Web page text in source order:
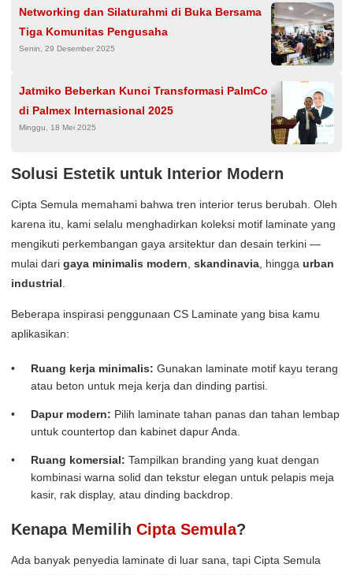
Networking dan Silaturahmi di Buka Bersama
Tiga Komunitas Pengusaha
Senin, 29 Desember 2025
Jatmiko Beberkan Kunci Transformasi PalmCo
di Palmex Internasional 2025
Minggu, 18 Mei 2025
Solusi Estetik untuk Interior Modern
Cipta Semula memahami bahwa tren interior terus berubah. Oleh
karena itu, kami selalu menghadirkan koleksi motif laminate yang
mengikuti perkembangan gaya arsitektur dan desain terkini —
mulai dari gaya minimalis modern skandinavia , hingga urban
industrial
Beberapa inspirasi penggunaan CS Laminate yang bisa kamu
aplikasikan:
Ruang kerja minimalis: Gunakan laminate motif kayu terang
atau beton untuk meja kerja dan dinding partisi.
Dapur modern: Pilih laminate tahan panas dan tahan lembap
untuk countertop dan kabinet dapur Anda.
Ruang komersial: Tampilkan branding yang kuat dengan
kombinasi warna solid dan tekstur elegan untuk pelapis meja
kasir, rak display, atau dinding backdrop.
Kenapa Memilih Cipta Semula?
Ada banyak penyedia laminate di luar sana, tapi Cipta Semula